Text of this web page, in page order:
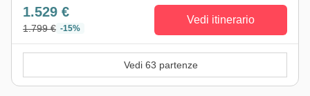
1.529 €
1.799 € -15%
Vedi itinerario
Vedi 63 partenze